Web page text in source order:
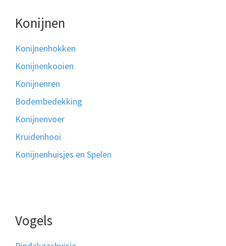
Konijnen
Konijnenhokken
Konijnenkooien
Konijnenren
Bodembedekking
Konijnenvoer
Kruidenhooi
Konijnenhuisjes en Spelen
Vogels